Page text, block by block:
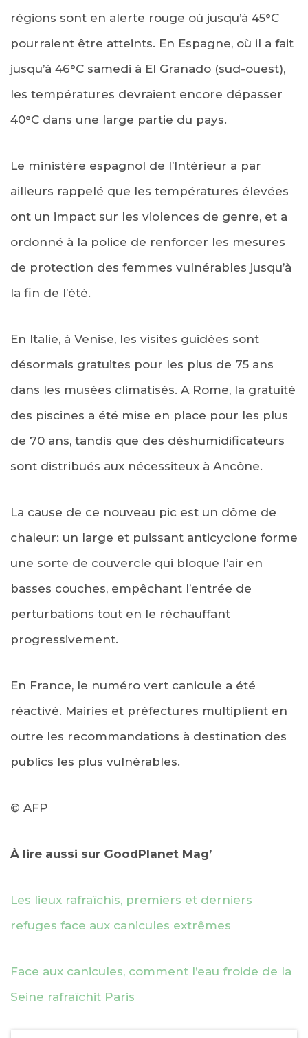
régions sont en alerte rouge où jusqu’à 45°C
pourraient être atteints. En Espagne, où il a fait
jusqu’à 46°C samedi à El Granado (sud-ouest),
les températures devraient encore dépasser
40°C dans une large partie du pays.
Le ministère espagnol de l’Intérieur a par
ailleurs rappelé que les températures élevées
ont un impact sur les violences de genre, et a
ordonné à la police de renforcer les mesures
de protection des femmes vulnérables jusqu’à
la fin de l’été.
En Italie, à Venise, les visites guidées sont
désormais gratuites pour les plus de 75 ans
dans les musées climatisés. A Rome, la gratuité
des piscines a été mise en place pour les plus
de 70 ans, tandis que des déshumidificateurs
sont distribués aux nécessiteux à Ancône.
La cause de ce nouveau pic est un dôme de
chaleur: un large et puissant anticyclone forme
une sorte de couvercle qui bloque l’air en
basses couches, empêchant l’entrée de
perturbations tout en le réchauffant
progressivement.
En France, le numéro vert canicule a été
réactivé. Mairies et préfectures multiplient en
outre les recommandations à destination des
publics les plus vulnérables.
© AFP
À lire aussi sur GoodPlanet Mag’
Les lieux rafraîchis, premiers et derniers
refuges face aux canicules extrêmes
Face aux canicules, comment l’eau froide de la
Seine rafraîchit Paris